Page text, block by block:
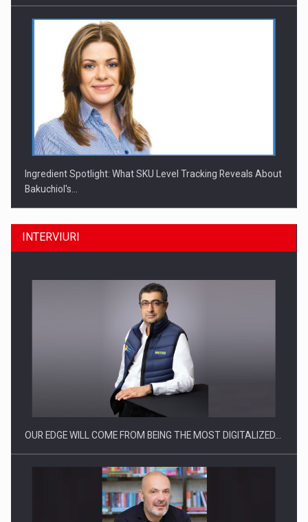
Ingredient Spotlight: What SKU Level Tracking Reveals About
Bakuchiol's…
Producatorii si comerciantii care nu se supun noilor
INTERVIURI
OUR EDGE WILL COME FROM BEING THE MOST DIGITALIZED…